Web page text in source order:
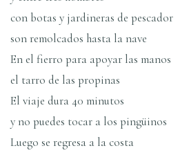
con botas y jardineras de pescador
son remolcados hasta la nave
En el fierro para apoyar las manos
el tarro de las propinas
El viaje dura 40 minutos
y no puedes tocar a los pingüinos
Luego se regresa a la costa